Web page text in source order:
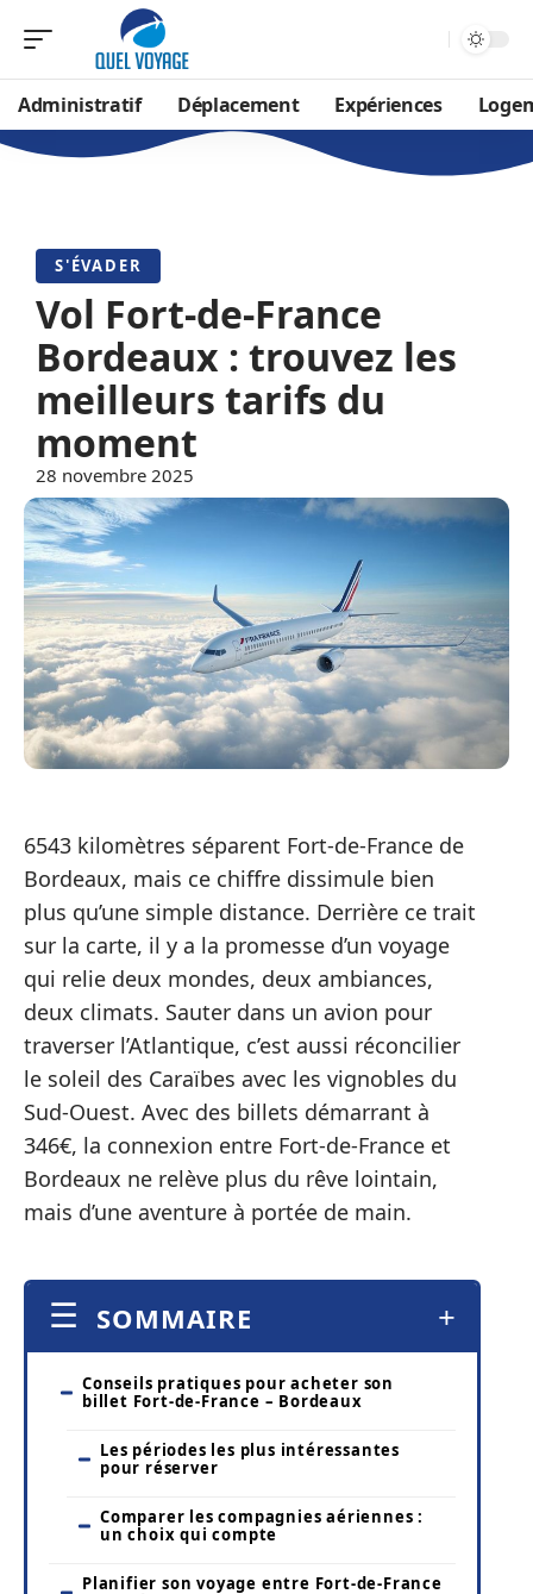
Administratif Déplacement Expériences
S'ÉVADER
Vol Fort-de-France
Bordeaux : trouvez les
meilleurs tarifs du
moment
28 novembre 2025
6543 kilomètres séparent Fort-de-France de
Bordeaux, mais ce chiffre dissimule bien
plus qu’une simple distance. Derrière ce trait
sur la carte, il y a la promesse d’un voyage
qui relie deux mondes, deux ambiances,
deux climats. Sauter dans un avion pour
traverser l’Atlantique, c’est aussi réconcilier
le soleil des Caraïbes avec les vignobles du
Sud-Ouest. Avec des billets démarrant à
346€, la connexion entre Fort-de-France et
Bordeaux ne relève plus du rêve lointain,
mais d’une aventure à portée de main.
SOMMAIRE
Conseils pratiques pour acheter son
billet Fort-de-France – Bordeaux
Les périodes les plus intéressantes
pour réserver
Comparer les compagnies aériennes :
un choix qui compte
Planifier son voyage entre Fort-de-France